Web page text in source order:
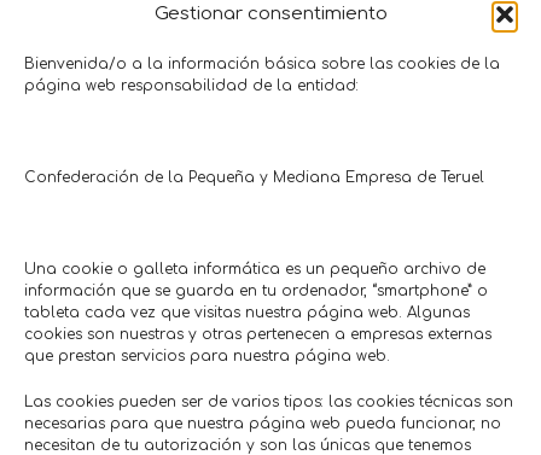
Gestionar consentimiento
Bienvenida/o a la información básica sobre las cookies de la
página web responsabilidad de la entidad:
Confederación de la Pequeña y Mediana Empresa de Teruel
Una cookie o galleta informática es un pequeño archivo de
información que se guarda en tu ordenador, “smartphone” o
tableta cada vez que visitas nuestra página web. Algunas
cookies son nuestras y otras pertenecen a empresas externas
que prestan servicios para nuestra página web.
Las cookies pueden ser de varios tipos: las cookies técnicas son
necesarias para que nuestra página web pueda funcionar, no
necesitan de tu autorización y son las únicas que tenemos
decoración
Aniversario
Comercios en actívaTe